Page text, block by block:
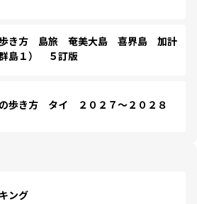
き方 島旅 奄美大島 喜界島 加計
島１） ５訂版
歩き方 タイ ２０２７～２０２８
ング